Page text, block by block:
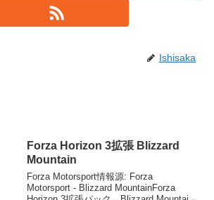
Ishisaka
Forza Horizon 3拡張 Blizzard
Mountain
Forza Motorsport情報源: Forza
Motorsport - Blizzard MountainForza